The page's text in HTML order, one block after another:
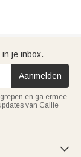
je inbox.
Aanmelden
en ga ermee
van Callie
